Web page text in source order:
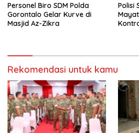
Personel Biro SDM Polda
Gorontalo Gelar Kurve di
Masjid Az-Zikra
Polisi
Rekomendasi untuk kamu